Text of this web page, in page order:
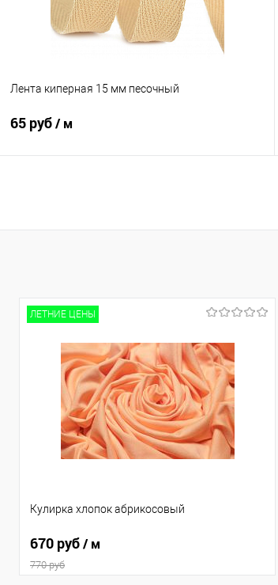
Лента киперная 15 мм песочный
65 руб/ м
Сравнение
ЛЕТНИЕ ЦЕНЫ
Кулирка хлопок абрикосовый
670 руб/ м
770 руб